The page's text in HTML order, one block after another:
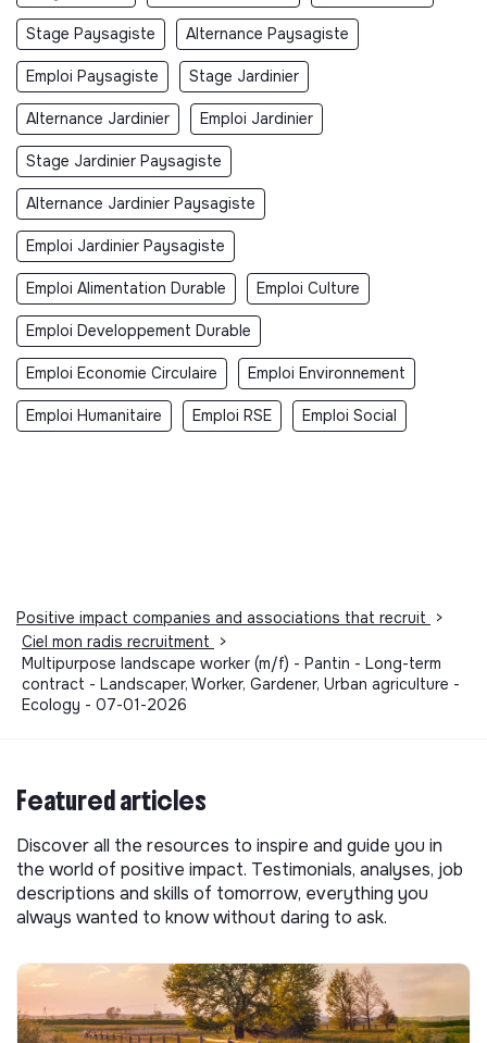
Stage Paysagiste Alternance Paysagiste
Emploi Paysagiste Stage Jardinier
Alternance Jardinier Emploi Jardinier
Stage Jardinier Paysagiste
Alternance Jardinier Paysagiste
Emploi Jardinier Paysagiste
Emploi Alimentation Durable Emploi Culture
Emploi Developpement Durable
Emploi Economie Circulaire Emploi Environnement
Emploi Humanitaire Emploi RSE Emploi Social
Positive impact companies and associations that recruit
>
Ciel mon radis recruitment
>
Multipurpose landscape worker (m/f) - Pantin - Long-term
contract - Landscaper, Worker, Gardener, Urban agriculture -
Ecology - 07-01-2026
Featured articles
Discover all the resources to inspire and guide you in
the world of positive impact. Testimonials, analyses, job
descriptions and skills of tomorrow, everything you
always wanted to know without daring to ask.